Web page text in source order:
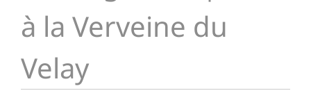
à la Verveine du
Velay